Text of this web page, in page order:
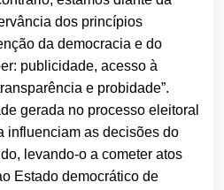
dos princípios
da democracia e do
publicidade, acesso à
e probidade”.
gerada no processo eleitoral
influenciam as decisões do
levando-o a cometer atos
Estado democrático de